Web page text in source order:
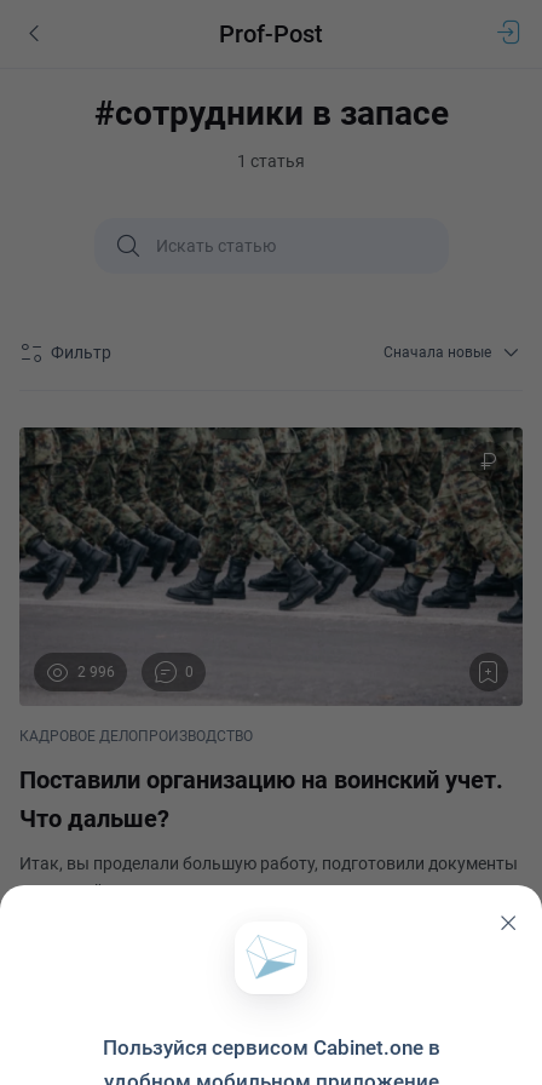
Prof-Post
#сотрудники в запасе
1 статья
Фильтр Сначала новые
2 996 0
КАДРОВОЕ ДЕЛОПРОИЗВОДСТВО
Поставили организацию на воинский учет.
Что дальше?
Итак, вы проделали большую работу, подготовили документы
в военный комиссариат для постановки организации на
согласованные военным комиссариатом документы. Что
дальше? Очень много поступает запросов от организац
Александра Иванова
Опубликовано 5 марта 2024
Пользуйся сервисом Cabinet.one в